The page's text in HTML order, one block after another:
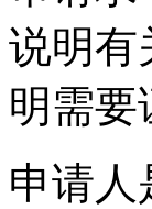
说明有
明需要
申请人